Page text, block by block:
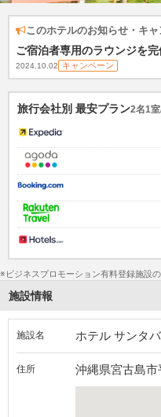
このホテルのお知らせ・キ
ご宿泊者専用のラウンジを完
2024.10.02 キャンペーン
旅行会社別 最安プラン2名1
※ビジネスプロモーション有料登録施設
施設情報
施設名 ホテル サンタ
住所 沖縄県宮古島市